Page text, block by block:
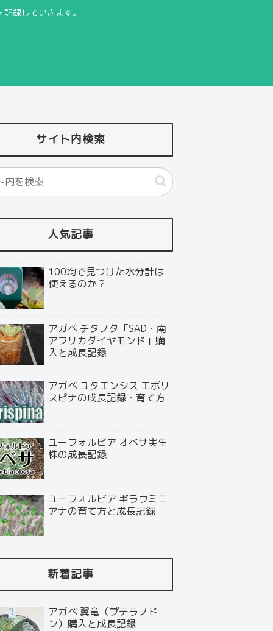
録していきます。
サイト内検索
人気記事
100均で見つけた水分計は
使えるのか？
アガベ チタノタ「SAD・南
アフリカダイヤモンド」購
入と成長記録
アガベ ユタエンシス エボリ
スピナの成長記録・育て方
ユーフォルビア オベサ実生
株の成長記録
ユーフォルビア ギラウミニ
アナの育て方と成長記録
新着記事
アガベ 翼竜（プテラノド
ン）購入と成長記録